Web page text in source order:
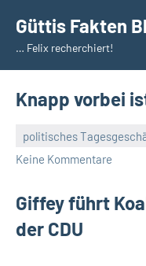
Inhalt
springen
Güttis Fakten
… Felix recherchiert!
Knapp vorbei
politisches
Keine Kommentare
Giffey führt
der CDU